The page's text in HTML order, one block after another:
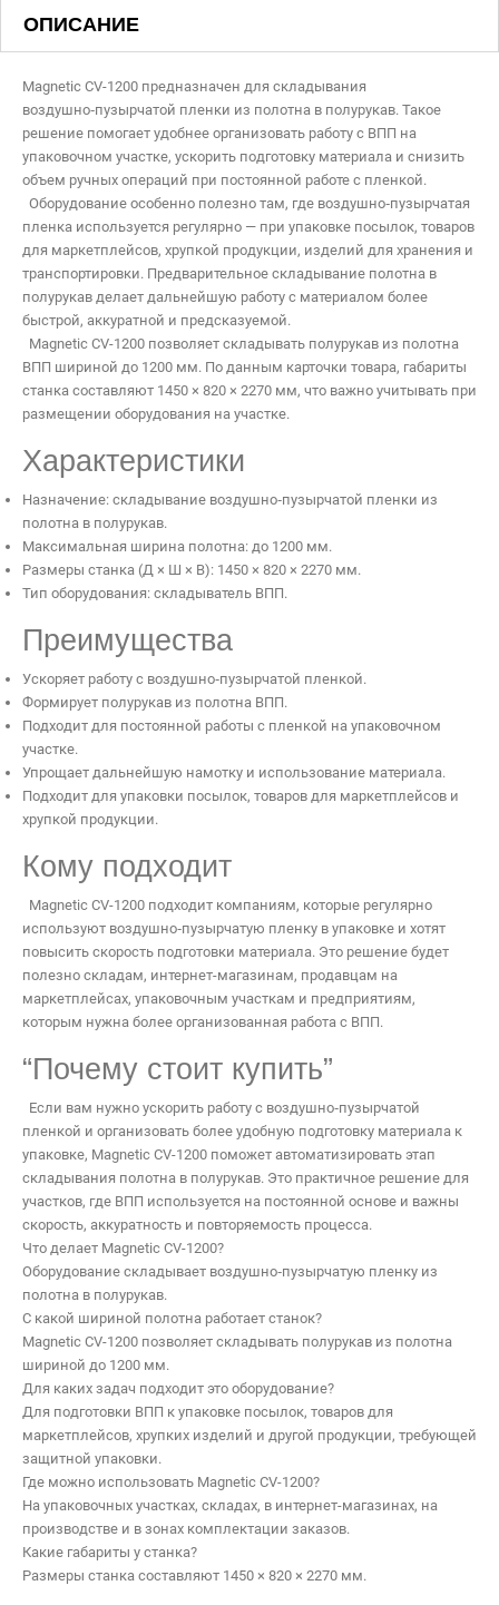
Имя:*
Почта:
Телефон:
Я согласен на обработку персональных данных
Отменить
ОПИСАНИЕ
Magnetic CV-1200 предназначен для складывания
воздушно‑пузырчатой пленки из полотна в полурукав. Такое
решение помогает удобнее организовать работу с ВПП на
упаковочном участке, ускорить подготовку материала и снизить
объем ручных операций при постоянной работе с пленкой.
Оборудование особенно полезно там, где воздушно‑пузырчатая
пленка используется регулярно — при упаковке посылок, товаров
для маркетплейсов, хрупкой продукции, изделий для хранения и
транспортировки. Предварительное складывание полотна в
полурукав делает дальнейшую работу с материалом более
быстрой, аккуратной и предсказуемой.
Magnetic CV-1200 позволяет складывать полурукав из полотна
ВПП шириной до 1200 мм. По данным карточки товара, габариты
станка составляют 1450 × 820 × 2270 мм, что важно учитывать при
размещении оборудования на участке.
Характеристики
Назначение: складывание воздушно‑пузырчатой пленки из
полотна в полурукав.
Максимальная ширина полотна: до 1200 мм.
Размеры станка (Д × Ш × В): 1450 × 820 × 2270 мм.
Тип оборудования: складыватель ВПП.
Преимущества
Ускоряет работу с воздушно‑пузырчатой пленкой.
Формирует полурукав из полотна ВПП.
Подходит для постоянной работы с пленкой на упаковочном
участке.
Упрощает дальнейшую намотку и использование материала.
Подходит для упаковки посылок, товаров для маркетплейсов и
хрупкой продукции.
Кому подходит
Magnetic CV-1200 подходит компаниям, которые регулярно
используют воздушно‑пузырчатую пленку в упаковке и хотят
повысить скорость подготовки материала. Это решение будет
полезно складам, интернет-магазинам, продавцам на
маркетплейсах, упаковочным участкам и предприятиям,
которым нужна более организованная работа с ВПП.
“Почему стоит купить”
Если вам нужно ускорить работу с воздушно‑пузырчатой
пленкой и организовать более удобную подготовку материала к
упаковке, Magnetic CV-1200 поможет автоматизировать этап
складывания полотна в полурукав. Это практичное решение для
участков, где ВПП используется на постоянной основе и важны
скорость, аккуратность и повторяемость процесса.
Что делает Magnetic CV-1200?
Оборудование складывает воздушно‑пузырчатую пленку из
полотна в полурукав.
С какой шириной полотна работает станок?
Magnetic CV-1200 позволяет складывать полурукав из полотна
шириной до 1200 мм.
Для каких задач подходит это оборудование?
Для подготовки ВПП к упаковке посылок, товаров для
маркетплейсов, хрупких изделий и другой продукции, требующей
защитной упаковки.
Где можно использовать Magnetic CV-1200?
На упаковочных участках, складах, в интернет-магазинах, на
производстве и в зонах комплектации заказов.
Какие габариты у станка?
Размеры станка составляют 1450 × 820 × 2270 мм.